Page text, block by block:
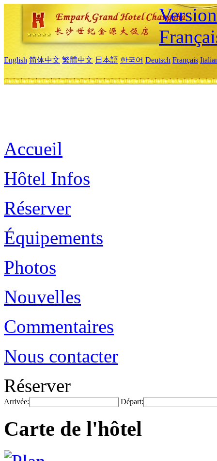
English 简体中文 繁體中文 日本語 한국어 Deutsch Français
Accueil
Hôtel Infos
Réserver
Équipements
Photos
Nouvelles
Commentaires
Nous contacter
Réserver
Arrivée: Départ:
Carte de l'hôtel